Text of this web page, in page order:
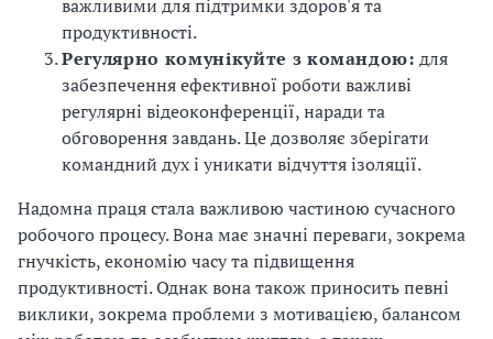
важливими для підтримки здоров'я та
продуктивності.
Регулярно комунікуйте з командою: для
забезпечення ефективної роботи важливі
регулярні відеоконференції, наради та
обговорення завдань. Це дозволяє зберігати
командний дух і уникати відчуття ізоляції.
Надомна праця стала важливою частиною сучасного
робочого процесу. Вона має значні переваги, зокрема
гнучкість, економію часу та підвищення
продуктивності. Однак вона також приносить певні
виклики, зокрема проблеми з мотивацією, балансом